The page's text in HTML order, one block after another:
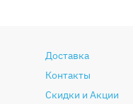
Доставка
Контакты
Скидки и Акции